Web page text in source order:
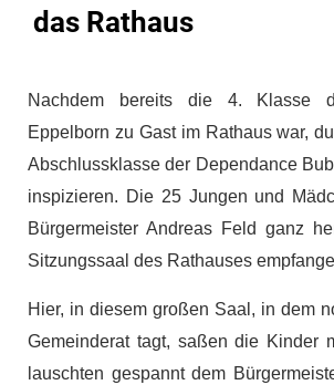
das Rathaus
Nachdem bereits die 4. Klasse
Eppelborn zu Gast im Rathaus war,
Abschlussklasse der Dependance
inspizieren. Die 25 Jungen und
Bürgermeister Andreas Feld ganz
Sitzungssaal des Rathauses
Hier, in diesem großen Saal, in dem
Gemeinderat tagt, saßen die Kinder
lauschten gespannt dem